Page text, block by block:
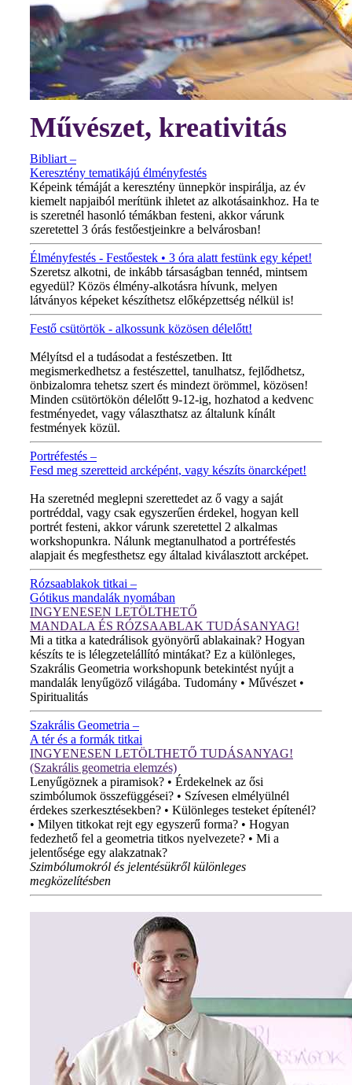
Művészet, kreativitás
Bibliart –
Keresztény tematikájú élményfestés
Képeink témáját a keresztény ünnepkör inspirálja, az év
kiemelt napjaiból merítünk ihletet az alkotásainkhoz. Ha te
is szeretnél hasonló témákban festeni, akkor várunk
szeretettel 3 órás festőestjeinkre a belvárosban!
Élményfestés - Festőestek • 3 óra alatt festünk egy képet!
Szeretsz alkotni, de inkább társaságban tennéd, mintsem
egyedül? Közös élmény-alkotásra hívunk, melyen
látványos képeket készíthetsz előképzettség nélkül is!
Festő csütörtök - alkossunk közösen délelőtt!
Mélyítsd el a tudásodat a festészetben. Itt
megismerkedhetsz a festészettel, tanulhatsz, fejlődhetsz,
önbizalomra tehetsz szert és mindezt örömmel, közösen!
Minden csütörtökön délelőtt 9-12-ig, hozhatod a kedvenc
festményedet, vagy választhatsz az általunk kínált
festmények közül.
Portréfestés –
Fesd meg szeretteid arcképént, vagy készíts önarcképet!
Ha szeretnéd meglepni szerettedet az ő vagy a saját
portréddal, vagy csak egyszerűen érdekel, hogyan kell
portrét festeni, akkor várunk szeretettel 2 alkalmas
workshopunkra. Nálunk megtanulhatod a portréfestés
alapjait és megfesthetsz egy általad kiválasztott arcképet.
Rózsaablakok titkai –
Gótikus mandalák nyomában
INGYENESEN LETÖLTHETŐ
MANDALA ÉS RÓZSAABLAK TUDÁSANYAG!
Mi a titka a katedrálisok gyönyörű ablakainak? Hogyan
készíts te is lélegzetelállító mintákat? Ez a különleges,
Szakrális Geometria workshopunk betekintést nyújt a
mandalák lenyűgöző világába. Tudomány • Művészet •
Spiritualitás
Szakrális Geometria –
A tér és a formák titkai
INGYENESEN LETÖLTHETŐ TUDÁSANYAG!
(Szakrális geometria elemzés)
Lenyűgöznek a piramisok? • Érdekelnek az ősi
szimbólumok összefüggései? • Szívesen elmélyülnél
érdekes szerkesztésekben? • Különleges testeket építenél?
• Milyen titkokat rejt egy egyszerű forma? • Hogyan
fedezhető fel a geometria titkos nyelvezete? • Mi a
jelentősége egy alakzatnak?
Szimbólumokról és jelentésükről különleges
megközelítésben